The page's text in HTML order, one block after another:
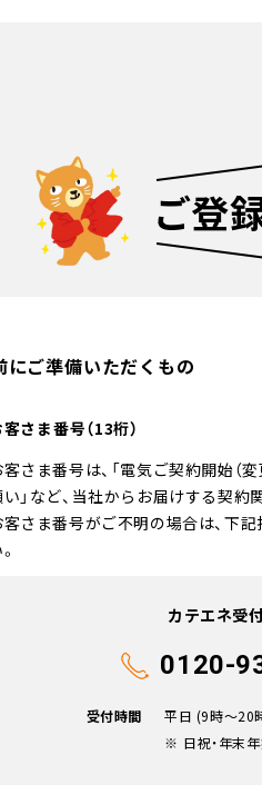
ご登
にご準備いただくもの
さま番号（13桁）
さま番号は、「電気ご契約開始（
」など、当社からお届けする契約
客さま番号がご不明の場合は、下
カテエネ受
0120-
受付時間 平日 (9時〜20
日祝・年末